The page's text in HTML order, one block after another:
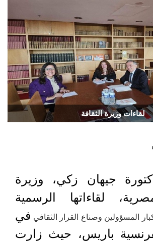
لقاءات وزيرة الثقافة
جيهان زكي، وزيرة
لقاءاتها الرسمية
المسؤولين وصناع القرار الثقافي في
باريس، حيث زارت